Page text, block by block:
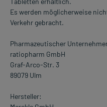
Es werden möglicherweise
Verkehr gebracht.
Pharmazeutischer
ratiopharm GmbH
Graf-Arco-Str. 3
89079 Ulm
Hersteller: